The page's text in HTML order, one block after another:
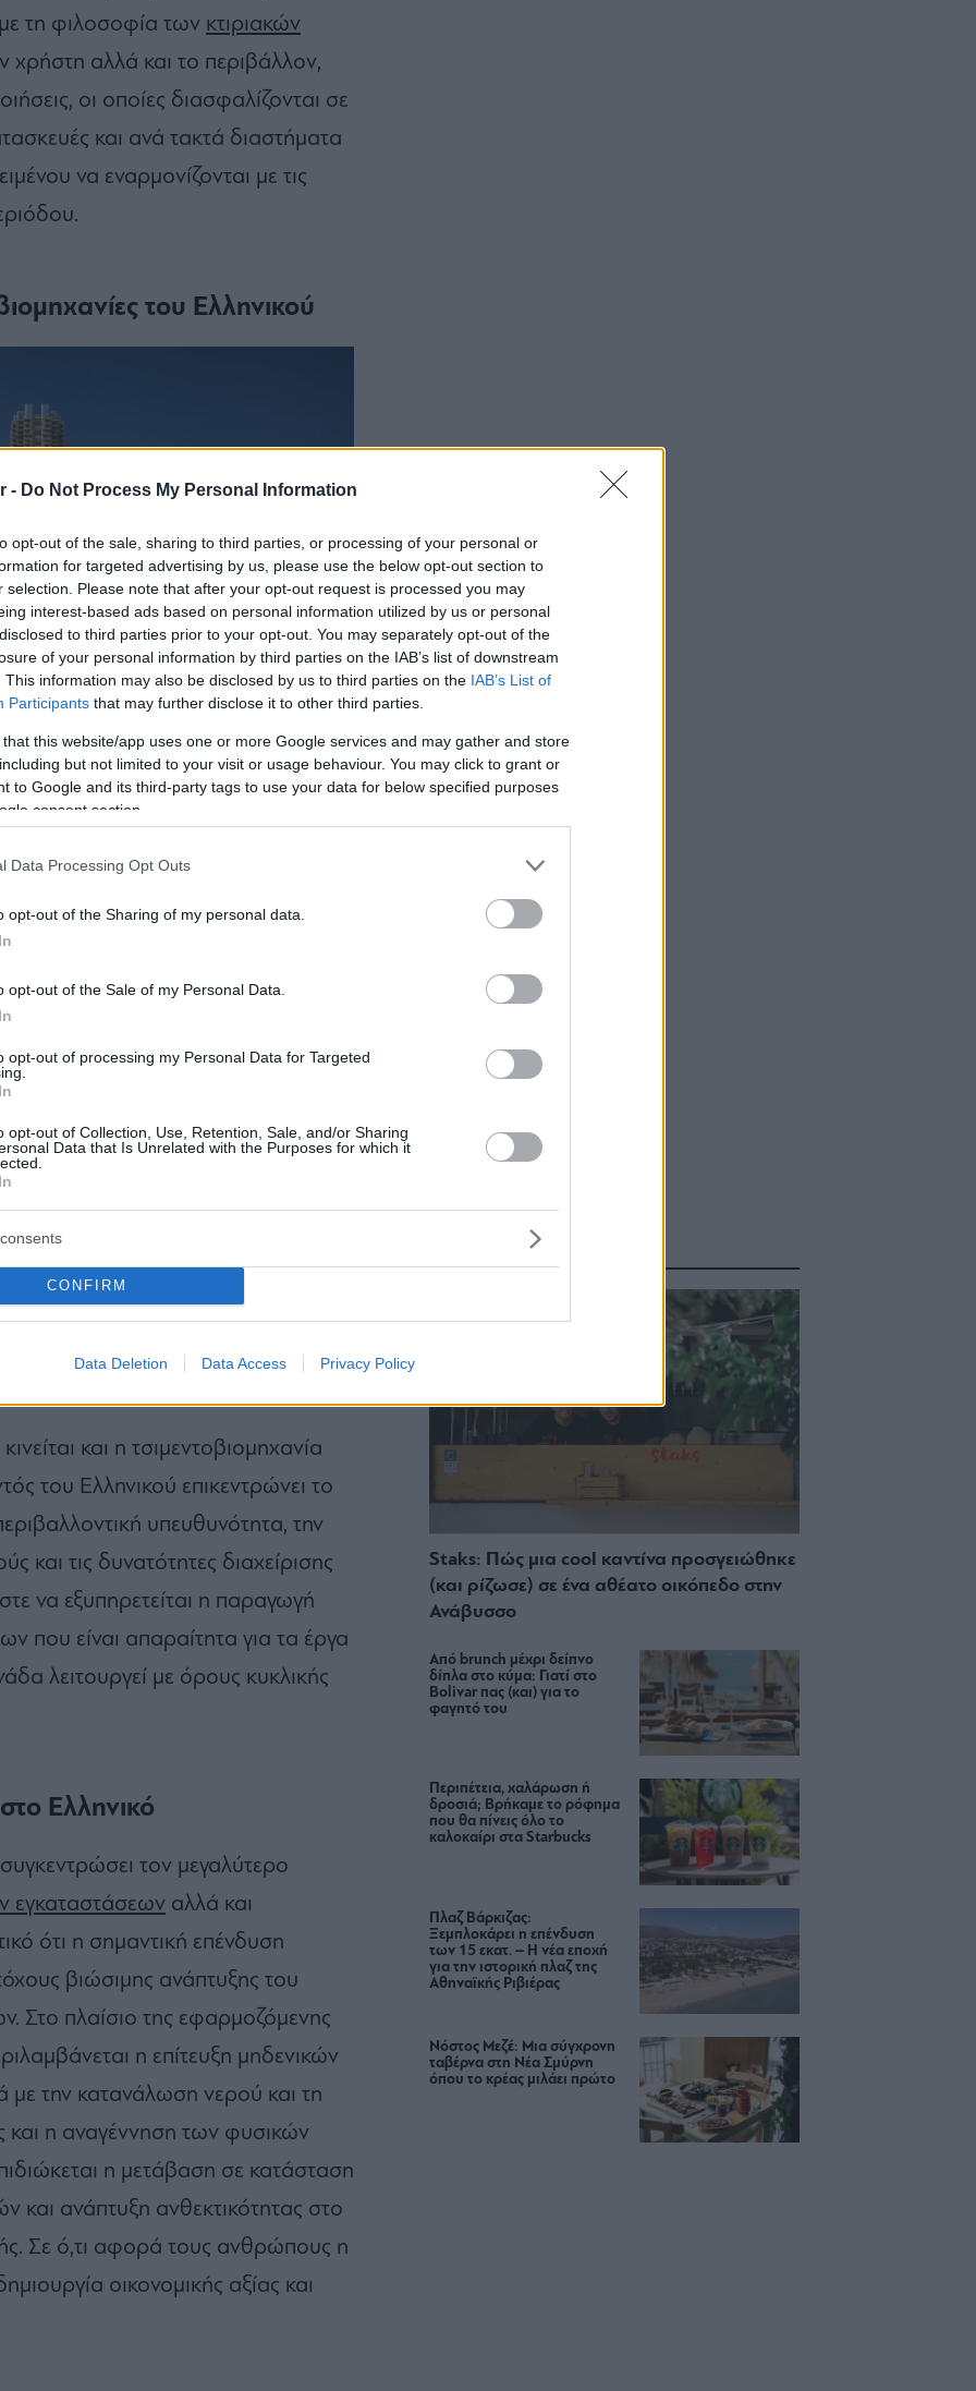
- Do Not Process My Personal Information
opt-out of the sale, sharing to third parties, or processing of your personal or
for targeted advertising by us, please use the below opt-out section to
selection. Please note that after your opt-out request is processed you may
interest-based ads based on personal information utilized by us or personal
to third parties prior to your opt-out. You may separately opt-out of the
of your personal information by third parties on the IAB’s list of downstream
This information may also be disclosed by us to third parties on the IAB’s List of
Participants that may further disclose it to other third parties.
that this website/app uses one or more Google services and may gather and store
but not limited to your visit or usage behaviour. You may click to grant or
to Google and its third-party tags to use your data for below specified purposes
consent section.
Data Processing Opt Outs
opt-out of the Sharing of my personal data.
opt-out of the Sale of my Personal Data.
opt-out of processing my Personal Data for Targeted
opt-out of Collection, Use, Retention, Sale, and/or Sharing
Data that Is Unrelated with the Purposes for which it
CONFIRM
Data Deletion Data Access Privacy Policy
με τη φιλοσοφία των κτιριακών
χρήστη αλλά και το περιβάλλον,
οι οποίες διασφαλίζονται σε
και ανά τακτά διαστήματα
να εναρμονίζονται με τις
του Ελληνικού
των οικοδομικών υλικών
κατοικιών,
Ελληνικό
με τη χρήση τσιμέντων και
αποτυπώματος. Για τη
οικιστικού πύργου
τσιμέντο ECOPlanet και 14.000
7.500 κυβικών μέτρων
ανθρακικού αποτυπώματος.
300 εργαζομένων αλλά και
προκειμένου να υλοποιηθεί το
επίσης ότι η Ελληνικό Α.Ε. στο
έχει υπογράψει συμφωνίες
Beton, μέλος του
για την εγκατάσταση
στον Μητροπολιτικό
και η τσιμεντοβιομηχανία
του Ελληνικού επικεντρώνει το
υπευθυνότητα, την
και τις δυνατότητες διαχείρισης
να εξυπηρετείται η παραγωγή
που είναι απαραίτητα για τα έργα
λειτουργεί με όρους κυκλικής
Ελληνικό
τον μεγαλύτερο
εγκαταστάσεων αλλά και
ότι η σημαντική επένδυση
βιώσιμης ανάπτυξης του
Στο πλαίσιο της εφαρμοζόμενης
η επίτευξη μηδενικών
την κατανάλωση νερού και τη
και η αναγέννηση των φυσικών
η μετάβαση σε κατάσταση
ανάπτυξη ανθεκτικότητας στο
Σε ό,τι αφορά τους ανθρώπους η
οικονομικής αξίας και
ΔΙΑΒΑΣΤΕ ΑΚΟΜΑ
Staks: Πώς μια cool καντίνα προσγειώθηκε
(και ρίζωσε) σε ένα αθέατο οικόπεδο στην
Ανάβυσσο
Από brunch μέχρι δείπνο
δίπλα στο κύμα: Γιατί στο
Bolivar πας (και) για το
φαγητό του
Περιπέτεια, χαλάρωση ή
δροσιά; Βρήκαμε το ρόφημα
που θα πίνεις όλο το
καλοκαίρι στα Starbucks
Πλαζ Βάρκιζας:
Ξεμπλοκάρει η επένδυση
των 15 εκατ. – Η νέα εποχή
για την ιστορική πλαζ της
Αθηναϊκής Ριβιέρας
Νόστος Μεζέ: Μια σύγχρονη
ταβέρνα στη Νέα Σμύρνη
όπου το κρέας μιλάει πρώτο